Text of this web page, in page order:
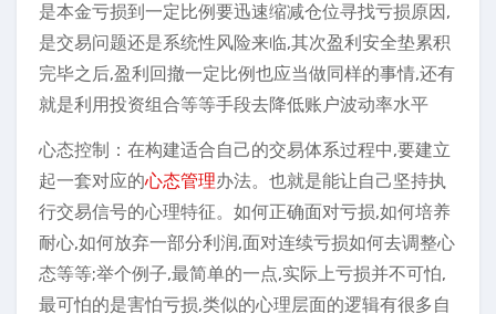
是本金亏损到一定比例要迅速缩减仓位寻找亏损原因,
是交易问题还是系统性风险来临,其次盈利安全垫累积
完毕之后,盈利回撤一定比例也应当做同样的事情,还有
就是利用投资组合等等手段去降低账户波动率水平
心态控制：在构建适合自己的交易体系过程中,要建立
起一套对应的心态管理办法。也就是能让自己坚持执
行交易信号的心理特征。如何正确面对亏损,如何培养
耐心,如何放弃一部分利润,面对连续亏损如何去调整心
态等等;举个例子,最简单的一点,实际上亏损并不可怕,
最可怕的是害怕亏损,类似的心理层面的逻辑有很多自